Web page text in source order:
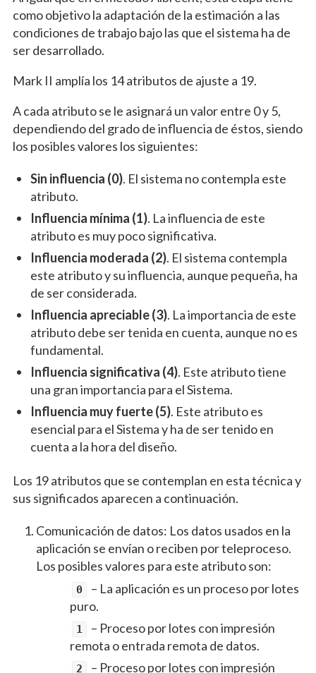
como objetivo la adaptación de la estimación a las
condiciones de trabajo bajo las que el sistema ha de
ser desarrollado.
Mark II amplía los 14 atributos de ajuste a 19.
A cada atributo se le asignará un valor entre 0 y 5,
dependiendo del grado de influencia de éstos, siendo
los posibles valores los siguientes:
Sin influencia (0). El sistema no contempla este
atributo.
Influencia mínima (1). La influencia de este
atributo es muy poco significativa.
Influencia moderada (2). El sistema contempla
este atributo y su influencia, aunque pequeña, ha
de ser considerada.
Influencia apreciable (3). La importancia de este
atributo debe ser tenida en cuenta, aunque no es
fundamental.
Influencia significativa (4). Este atributo tiene
una gran importancia para el Sistema.
Influencia muy fuerte (5). Este atributo es
esencial para el Sistema y ha de ser tenido en
cuenta a la hora del diseño.
Los 19 atributos que se contemplan en esta técnica y
sus significados aparecen a continuación.
Comunicación de datos: Los datos usados en la
aplicación se envían o reciben por teleproceso.
Los posibles valores para este atributo son:
0
– La aplicación es un proceso por lotes
puro.
1
– Proceso por lotes con impresión
remota o entrada remota de datos.
2 – Proceso por lotes con impresión